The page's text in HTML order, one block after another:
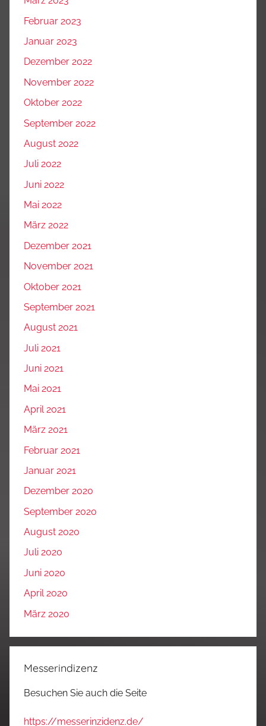
Februar 2023
Januar 2023
Dezember 2022
November 2022
Oktober 2022
September 2022
August 2022
Juli 2022
Juni 2022
Mai 2022
März 2022
Dezember 2021
November 2021
Oktober 2021
September 2021
August 2021
Juli 2021
Juni 2021
Mai 2021
April 2021
März 2021
Februar 2021
Januar 2021
Dezember 2020
September 2020
August 2020
Juli 2020
Juni 2020
April 2020
März 2020
Messerindizenz
Besuchen Sie auch die Seite
https://messerinzidenz.de/